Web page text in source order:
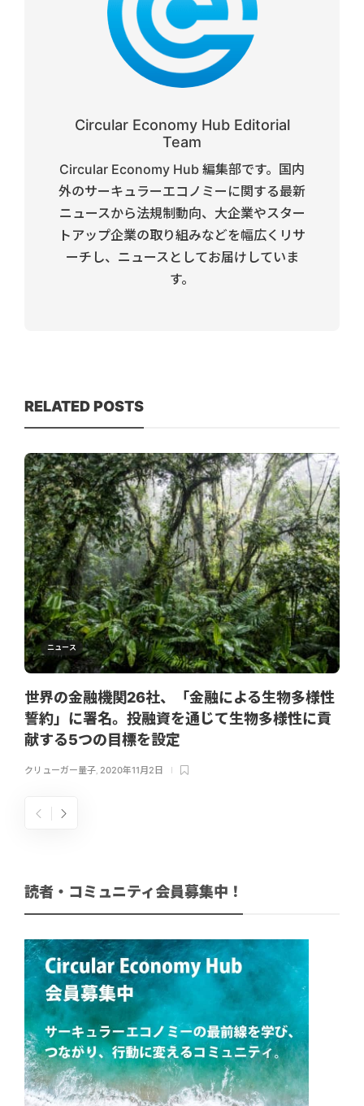
Circular Economy Hub Editorial
Team
Circular Economy Hub 編集部です。国内
外のサーキュラーエコノミーに関する最新
ニュースから法規制動向、大企業やスター
トアップ企業の取り組みなどを幅広くリサ
ーチし、ニュースとしてお届けしていま
す。
RELATED POSTS
ニュース
世界の金融機関26社、「金融による生物多様性
誓約」に署名。投融資を通じて生物多様性に貢
献する5つの目標を設定
クリューガー量子, 2020年11月2日
読者・コミュニティ会員募集中！